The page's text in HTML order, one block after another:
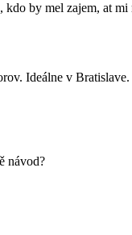
by mel zajem, at mi
Ideálne v
návod?